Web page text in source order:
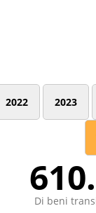
2022 2023
Di beni